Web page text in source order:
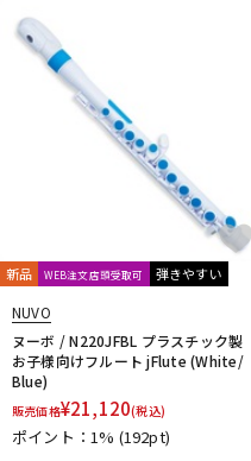
新品 WEB注文店頭受取可 弾きやすい
NUVO
ヌーボ / N220JFBL プラスチック製
お子様向けフルート jFlute (White/
Blue)
販売価格¥21,120(税込)
ポイント：1% (192pt)